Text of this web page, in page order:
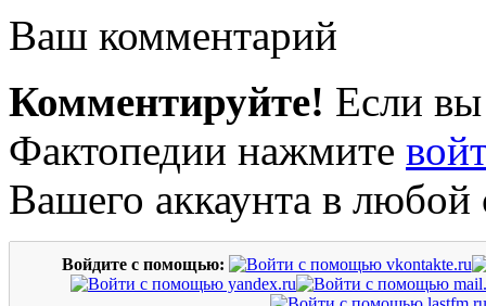
Ваш комментарий
Комментируйте! Если вы
Фактопедии нажмите
Вашего аккаунта в любой
Войдите с помощью: